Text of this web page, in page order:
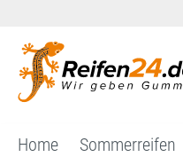
Home Sommerreifen